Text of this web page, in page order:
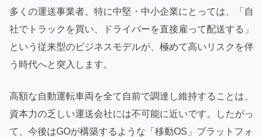
多くの運送事業者、特に中堅・中小企業にとっては、「自
社でトラックを買い、ドライバーを直接雇って配送する」
という従来型のビジネスモデルが、極めて高いリスクを伴
う時代へと突入します。
高額な自動運転車両を全て自前で調達し維持することは、
資本力の乏しい運送会社には不可能に近いです。したがっ
て、今後はGOが構築するような「移動OS」プラットフォ